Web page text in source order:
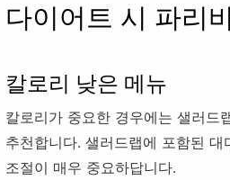
다이어트 시 파리
칼로리 낮은 메뉴
칼로리가 중요한 경우에는 샐러드
추천합니다. 샐러드랩에 포함된
조절이 매우 중요하답니다.